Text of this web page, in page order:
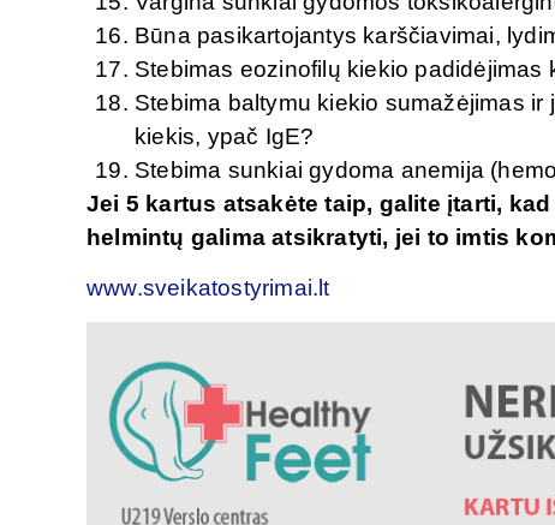
Būna pasikartojantys karščiavimai,
Stebimas eozinofilų kiekio padidėjimas
Stebima baltymu kiekio sumažėjimas
kiekis, ypač IgE?
Stebima sunkiai gydoma anemija
Jei 5 kartus atsakėte taip, galite įtarti,
helmintų galima atsikratyti, jei to imtis
www.sveikatostyrimai.lt